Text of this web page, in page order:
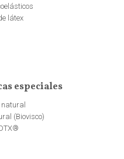
látex
especiales
(Biovisco)